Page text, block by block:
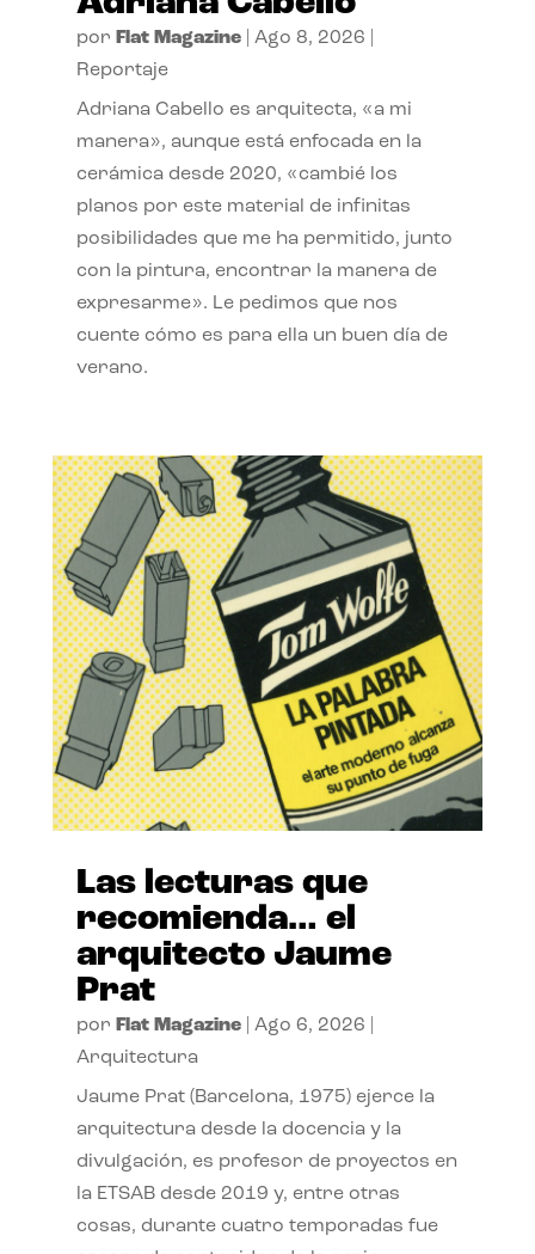
por Flat Magazine| Ago 8, 2026
Reportaje
Adriana Cabello es arquitecta, «a mi
manera», aunque está enfocada en la
cerámica desde 2020, «cambié los
planos por este material de infinitas
posibilidades que me ha permitido, junto
con la pintura, encontrar la manera de
expresarme». Le pedimos que nos
cuente cómo es para ella un buen día de
verano.
Las lecturas que
recomienda… el
arquitecto Jaume
Prat
por Flat Magazine| Ago 6, 2026
Arquitectura
Jaume Prat (Barcelona, 1975) ejerce la
arquitectura desde la docencia y la
divulgación, es profesor de proyectos en
la ETSAB desde 2019 y, entre otras
cosas, durante cuatro temporadas fue